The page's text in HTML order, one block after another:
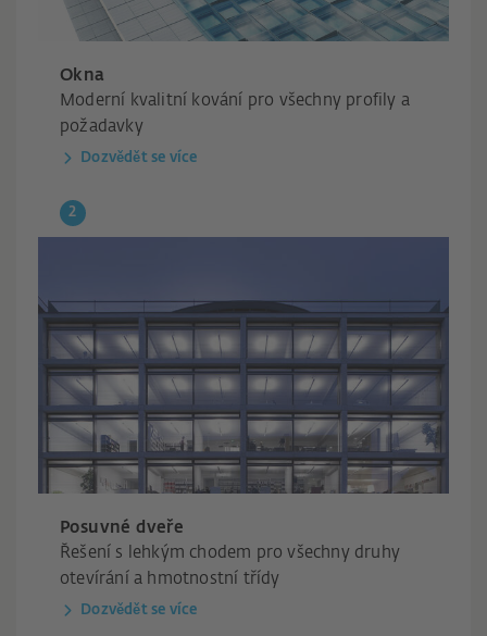
Okna
Moderní kvalitní kování pro všechny profily a
požadavky
Dozvědět se více
Posuvné dveře
Řešení s lehkým chodem pro všechny druhy
otevírání a hmotnostní třídy
Dozvědět se více